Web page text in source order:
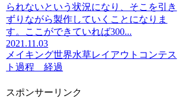
られないという状況になり、そこを引き
ずりながら製作していくことになりま
す。ここができていれば300...
2021.11.03
メイキング世界水草レイアウトコンテス
ト過程 経過
スポンサーリンク